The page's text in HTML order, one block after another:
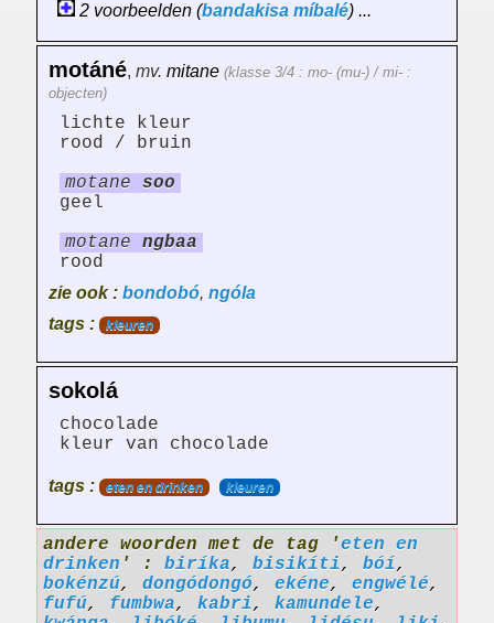
2 voorbeelden (bandakisa míbalé) ...
motáné, mv. mitane (klasse 3/4 : mo- (mu-) / mi- :
objecten)
lichte kleur
rood / bruin
motane soo
geel
motane ngbaa
rood
zie ook : bondobó, ngóla
tags :
kleuren
sokolá
chocolade
kleur van chocolade
tags : eten en drinken kleuren
andere woorden met de tag 'eten en
drinken ' : biríka, bisikíti, bóí,
bokénzú, dongódongó, ekéne, engwélé,
fufú, fumbwa, kabri, kamundele,